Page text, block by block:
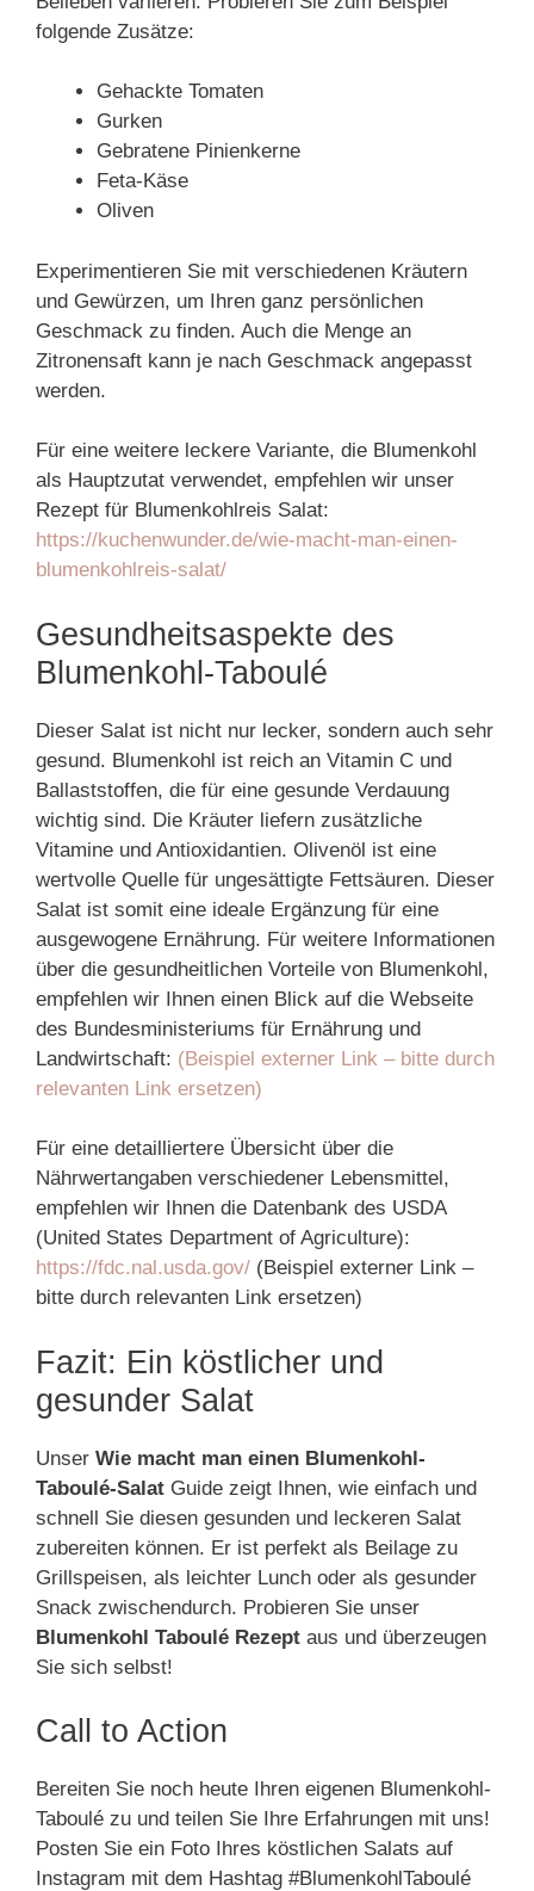
folgende Zusätze:
Gehackte Tomaten
Gurken
Gebratene Pinienkerne
Feta-Käse
Oliven
Experimentieren Sie mit verschiedenen Kräutern
und Gewürzen, um Ihren ganz persönlichen
Geschmack zu finden. Auch die Menge an
Zitronensaft kann je nach Geschmack angepasst
werden.
Für eine weitere leckere Variante, die Blumenkohl
als Hauptzutat verwendet, empfehlen wir unser
Rezept für Blumenkohlreis Salat:
https://kuchenwunder.de/wie-macht-man-einen-
blumenkohlreis-salat/
Gesundheitsaspekte des
Blumenkohl-Taboulé
Dieser Salat ist nicht nur lecker, sondern auch sehr
gesund. Blumenkohl ist reich an Vitamin C und
Ballaststoffen, die für eine gesunde Verdauung
wichtig sind. Die Kräuter liefern zusätzliche
Vitamine und Antioxidantien. Olivenöl ist eine
wertvolle Quelle für ungesättigte Fettsäuren. Dieser
Salat ist somit eine ideale Ergänzung für eine
ausgewogene Ernährung. Für weitere Informationen
über die gesundheitlichen Vorteile von Blumenkohl,
empfehlen wir Ihnen einen Blick auf die Webseite
des Bundesministeriums für Ernährung und
Landwirtschaft: (Beispiel externer Link – bitte durch
relevanten Link ersetzen)
Für eine detailliertere Übersicht über die
Nährwertangaben verschiedener Lebensmittel,
empfehlen wir Ihnen die Datenbank des USDA
(United States Department of Agriculture):
https://fdc.nal.usda.gov/ (Beispiel externer Link –
bitte durch relevanten Link ersetzen)
Fazit: Ein köstlicher und
gesunder Salat
Unser Wie macht man einen Blumenkohl-
Taboulé-Salat Guide zeigt Ihnen, wie einfach und
schnell Sie diesen gesunden und leckeren Salat
zubereiten können. Er ist perfekt als Beilage zu
Grillspeisen, als leichter Lunch oder als gesunder
Snack zwischendurch. Probieren Sie unser
Blumenkohl Taboulé Rezept aus und überzeugen
Sie sich selbst!
Call to Action
Bereiten Sie noch heute Ihren eigenen Blumenkohl-
Taboulé zu und teilen Sie Ihre Erfahrungen mit uns!
Posten Sie ein Foto Ihres köstlichen Salats auf
Instagram mit dem Hashtag #BlumenkohlTaboulé